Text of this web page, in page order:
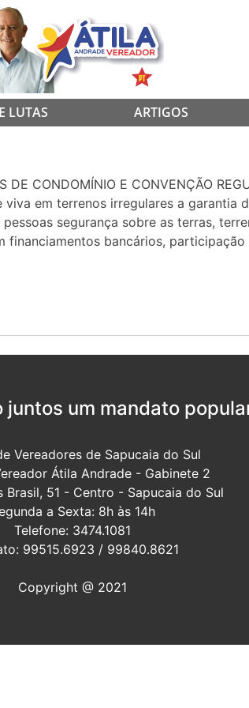
LUTAS ARTIGOS
DE CONDOMÍNIO E CONVENÇÃO
viva em terrenos irregulares a garantia
segurança sobre as terras,
financiamentos bancários,
juntos um mandato
Vereadores de Sapucaia do Sul
Átila Andrade - Gabinete 2
Brasil, 51 - Centro - Sapucaia do Sul
a Sexta: 8h às 14h
Telefone: 3474.1081
99515.6923 / 99840.8621
Copyright @ 2021